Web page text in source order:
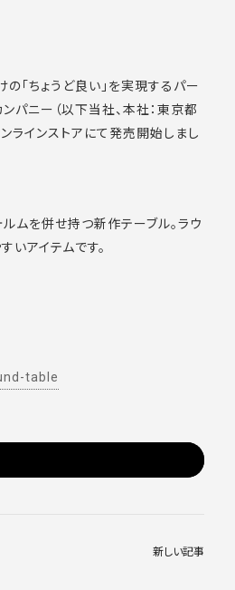
「ちょうど良い」を実現するパー
パニー（以下当社、本社：東京都
ラインストアにて発売開始しまし
ムを併せ持つ新作テーブル。ラウ
アイテムです。
table
新しい記事